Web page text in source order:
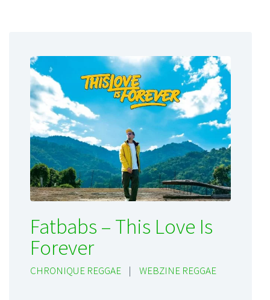
Fatbabs – This Love Is
Forever
CHRONIQUE REGGAE | WEBZINE REGGAE